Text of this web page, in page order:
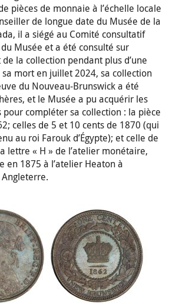
pièces de monnaie à l’échelle locale
de longue date du Musée de la
il a siégé au Comité consultatif
Musée et a été consulté sur
de la collection pendant plus d’une
mort en juillet 2024, sa collection
du Nouveau-Brunswick a été
et le Musée a pu acquérir les
pour compléter sa collection : la pièce
celles de 5 et 10 cents de 1870 (qui
au roi Farouk d’Égypte); et celle de
lettre « H » de l’atelier monétaire,
en 1875 à l’atelier Heaton à